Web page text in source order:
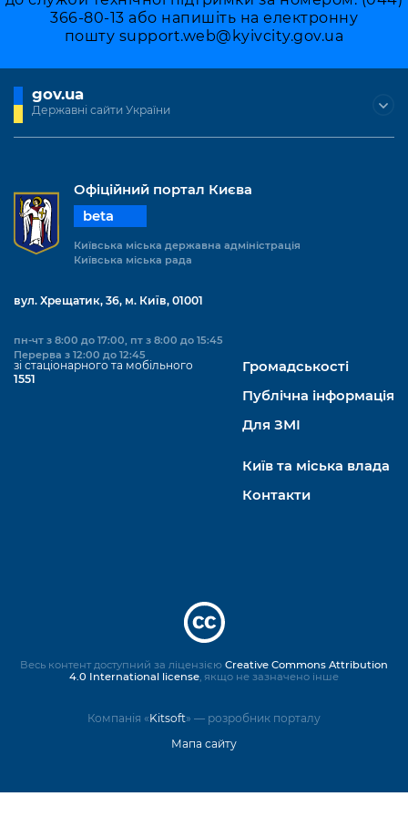
Підприємства, установи, організації
Kyiv International Relations
Гендерна політика
Київська міська військова адміністрація
Портал Захисників та Захисниць
Безбар'єрність
Портал послуг
Міський застосунок Київ Цифровий
Важливе під час воєнного стану
Уряд» – місцевий рівень»
Про відкриті дані
Публічні дашборди
366-80-13 або напишіть на електронну
пошту support.web@kyivcity.gov.ua
gov.ua
Державні сайти України
Офіційний портал Києва
beta
Київська міська державна адміністрація
Київська міська рада
вул. Хрещатик, 36, м. Київ, 01001
пн-чт з 8:00 до 17:00, пт з 8:00 до 15:45
Перерва з 12:00 до 12:45
зі стаціонарного та мобільного
1551
Громадськості
Публічна інформація
Для ЗМІ
Київ та міська влада
Контакти
Компанія «Kitsoft» — розробник порталу
Мапа сайту
Весь контент доступний за ліцензією Creative Commons Attribution
4.0 International license, якщо не зазначено інше